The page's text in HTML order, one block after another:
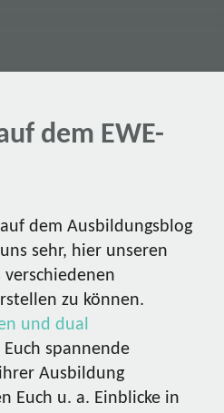
dem EWE-
dem Ausbildungsblog
sehr, hier unseren
zu können.
und dual
spannende
Ausbildung
Euch u. a. Einblicke in